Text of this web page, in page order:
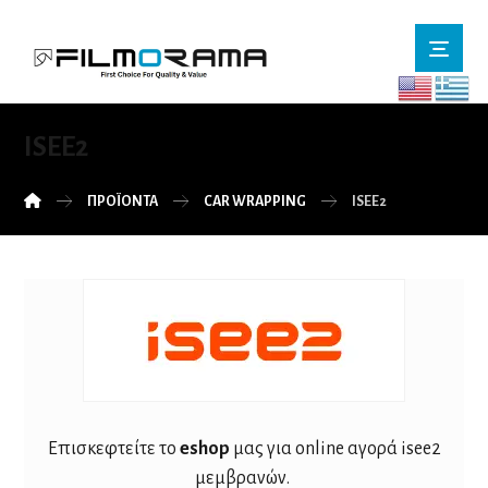
ISEE2
ΠΡΟΪΌΝΤΑ CAR WRAPPING ISEE2
Επισκεφτείτε το eshop μας για online αγορά isee2
μεμβρανών.